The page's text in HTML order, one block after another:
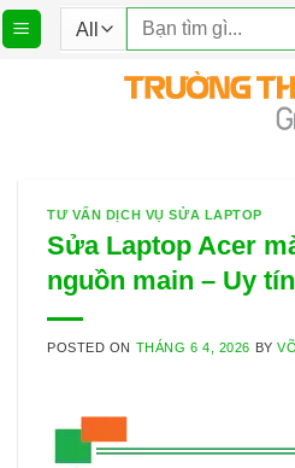
Skip
to
Tìm
kiếm:
TƯ VẤN DỊCH VỤ SỬA LAPTOP
Sửa Laptop Acer
nguồn main – Uy
POSTED ON THÁNG 6 4, 2026 BY